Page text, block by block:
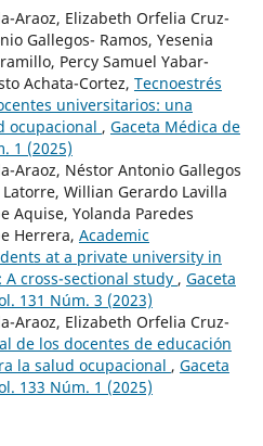
Araoz, Elizabeth Orfelia Cruz-
Gallegos- Ramos, Yesenia
Percy Samuel Yabar-
Achata-Cortez, Tecnoestrés
universitarios: una
ocupacional , Gaceta Médica de
1 (2025)
Araoz, Néstor Antonio Gallegos
Willian Gerardo Lavilla
Aquise, Yolanda Paredes
Herrera, Academic
at a private university in
cross-sectional study , Gaceta
131 Núm. 3 (2023)
Araoz, Elizabeth Orfelia Cruz-
de los docentes de educación
la salud ocupacional , Gaceta
133 Núm. 1 (2025)